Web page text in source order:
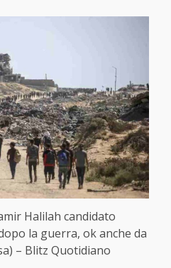
Halilah candidato
la guerra, ok anche da
– Blitz Quotidiano